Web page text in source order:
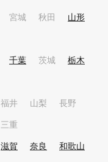
宮城 秋田 山形
千葉 茨城 栃木
福井 山梨 長野
三重
滋賀 奈良 和歌山